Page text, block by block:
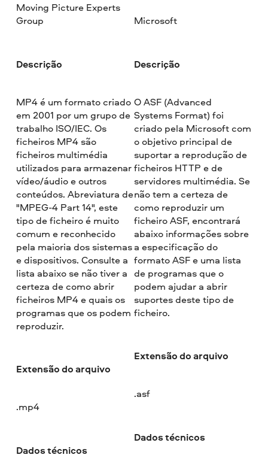
Moving Picture Experts
Group
Descrição
MP4 é um formato criado
em 2001 por um grupo de
trabalho ISO/IEC. Os
ficheiros MP4 são
ficheiros multimédia
utilizados para armazenar
vídeo/áudio e outros
conteúdos. Abreviatura de
"MPEG-4 Part 14", este
tipo de ficheiro é muito
comum e reconhecido
pela maioria dos sistemas
e dispositivos. Consulte a
lista abaixo se não tiver a
certeza de como abrir
ficheiros MP4 e quais os
programas que os podem
reproduzir.
Extensão do arquivo
.mp4
Dados técnicos
Microsoft
Descrição
O ASF (Advanced
Systems Format) foi
criado pela Microsoft com
o objetivo principal de
suportar a reprodução de
ficheiros HTTP e de
servidores multimédia. Se
não tem a certeza de
como reproduzir um
ficheiro ASF, encontrará
abaixo informações sobre
a especificação do
formato ASF e uma lista
de programas que o
podem ajudar a abrir
suportes deste tipo de
ficheiro.
Extensão do arquivo
.asf
Dados técnicos